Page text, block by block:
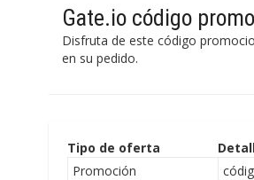
Gate.io código
Disfruta de este código
en su pedido.
Tipo de oferta
Promoción